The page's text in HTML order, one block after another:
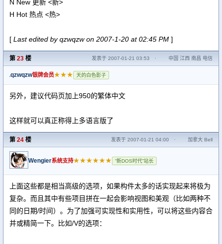
N New 更新 <新>
H Hot 热点 <热>
[ Last edited by qzwqzw on 2007-1-20 at 02:45 PM ]
第 23 楼 发表于 2007-01-21 03:53 · 中国 江西 南昌 电信
qzwqzw银牌会员★★★ 天的白色影子
另外，建议代码页加上950的繁体中文
这样就可以真正称得上多语言版了
第 24 楼 发表于 2007-01-21 04:00 · 加拿大 Bell
Wengier系统支持★★★★★★ “新DOS时代”站长
上面这些都是相当高级的选项，如果构件太多的话实现起来将极为
复杂。而且其中有些项目拼在一起会影响视图和美观（比如两种不
同的日期/时间）。为了加强可实现性和实用性，可以将这些内容合
并或精简一下。比如/V的选项：